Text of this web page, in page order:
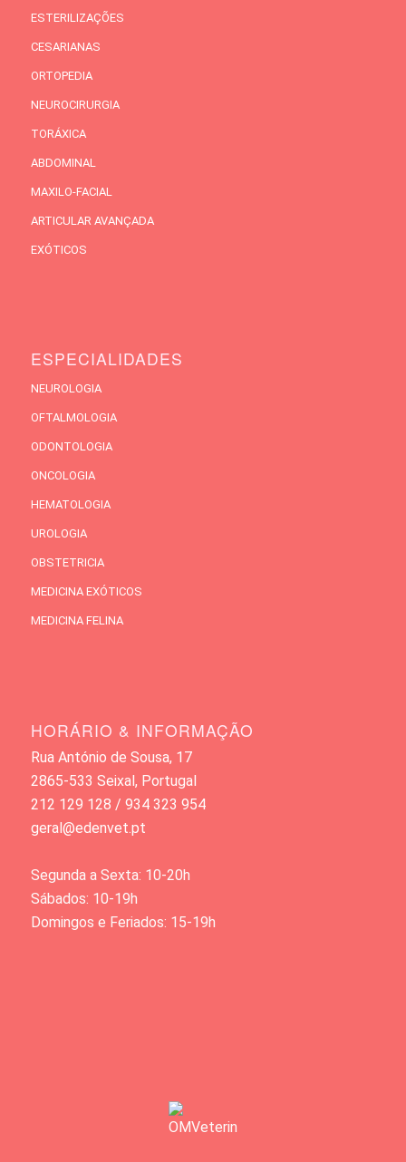
ESTERILIZAÇÕES
CESARIANAS
ORTOPEDIA
NEUROCIRURGIA
TORÁXICA
ABDOMINAL
MAXILO-FACIAL
ARTICULAR AVANÇADA
EXÓTICOS
ESPECIALIDADES
NEUROLOGIA
OFTALMOLOGIA
ODONTOLOGIA
ONCOLOGIA
HEMATOLOGIA
UROLOGIA
OBSTETRICIA
MEDICINA EXÓTICOS
MEDICINA FELINA
HORÁRIO & INFORMAÇÃO
Rua António de Sousa, 17
2865-533 Seixal, Portugal
212 129 128 / 934 323 954
geral@edenvet.pt
Segunda a Sexta: 10-20h
Sábados: 10-19h
Domingos e Feriados: 15-19h